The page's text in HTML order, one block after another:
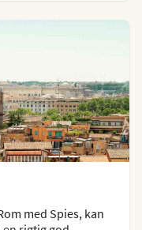
med Spies, kan